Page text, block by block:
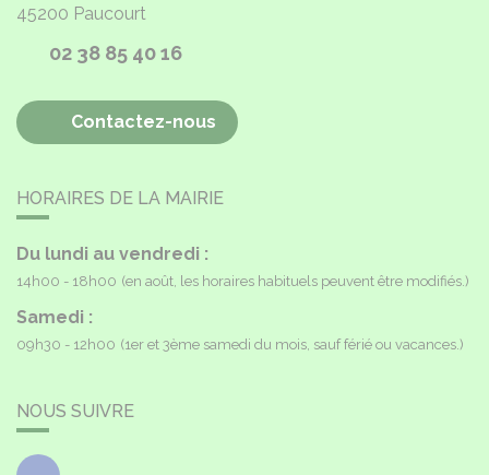
45200 Paucourt
02 38 85 40 16
Contactez-nous
HORAIRES DE LA MAIRIE
Du lundi au vendredi :
14h00 - 18h00 (en août, les horaires habituels peuvent être modifiés.)
Samedi :
09h30 - 12h00 (1er et 3ème samedi du mois, sauf férié ou vacances.)
NOUS SUIVRE